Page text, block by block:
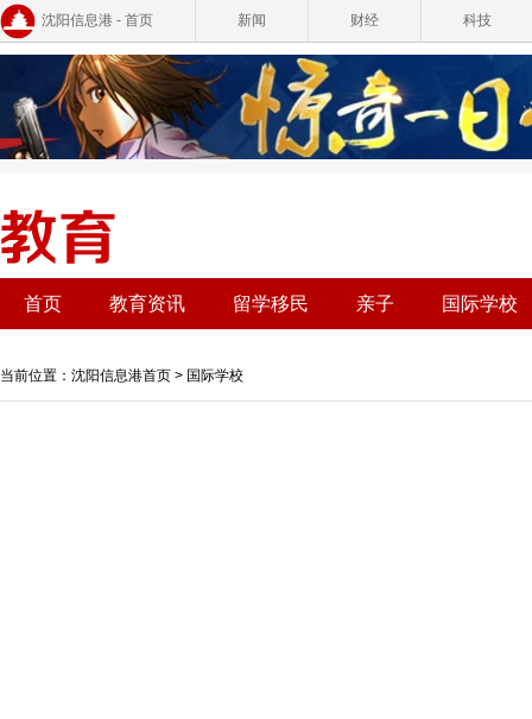
沈阳信息港 - 首页 新闻 财经 科技
首页 教育资讯 留学移民 亲子 国际学校
当前位置： 沈阳信息港首页 > 国际学校